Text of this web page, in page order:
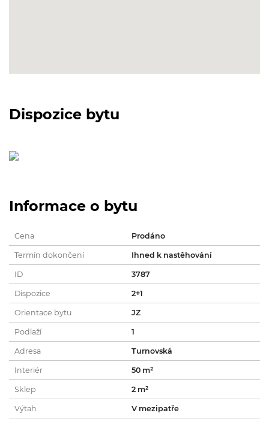
Dispozice bytu
Informace o bytu
Cena Prodáno
Termín dokončení Ihned k nastěhování
ID 3787
Dispozice 2+1
Orientace bytu JZ
Podlaží 1
Adresa Turnovská
Interiér 50 m²
Sklep 2 m²
Výtah V mezipatře